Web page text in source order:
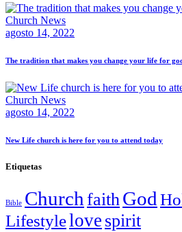
Church News
agosto 14, 2022
The tradition that makes you change your life for
Church News
agosto 14, 2022
New Life church is here for you to attend today
Etiquetas
Bible Church faithGod
Lifestylelove spirit